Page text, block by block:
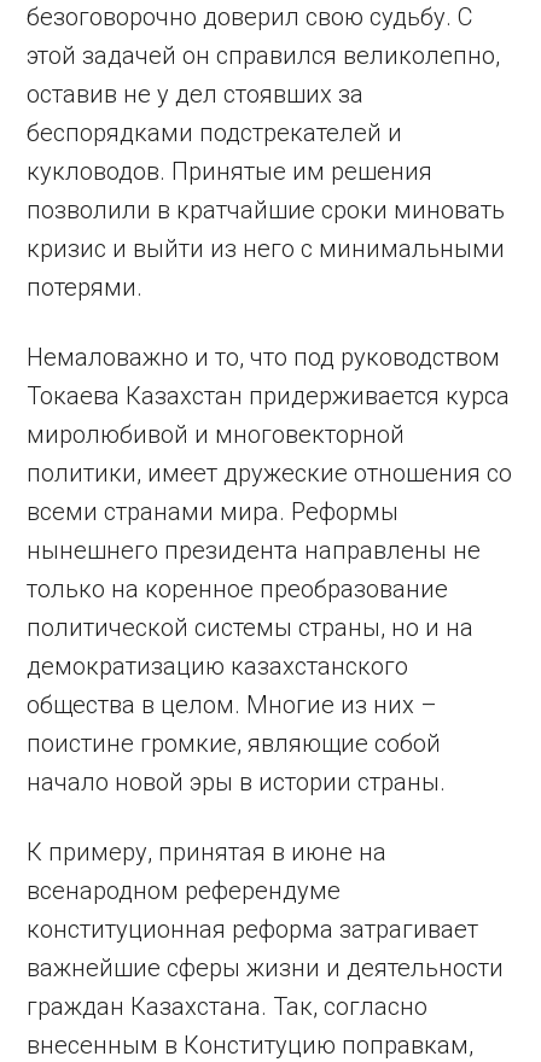
безоговорочно доверил свою судьбу. С
этой задачей он справился великолепно,
оставив не у дел стоявших за
беспорядками подстрекателей и
кукловодов. Принятые им решения
позволили в кратчайшие сроки миновать
кризис и выйти из него с минимальными
потерями.
Немаловажно и то, что под руководством
Токаева Казахстан придерживается курса
миролюбивой и многовекторной
политики, имеет дружеские отношения со
всеми странами мира. Реформы
нынешнего президента направлены не
только на коренное преобразование
политической системы страны, но и на
демократизацию казахстанского
общества в целом. Многие из них –
поистине громкие, являющие собой
начало новой эры в истории страны.
К примеру, принятая в июне на
всенародном референдуме
конституционная реформа затрагивает
важнейшие сферы жизни и деятельности
граждан Казахстана. Так, согласно
внесенным в Конституцию поправкам,